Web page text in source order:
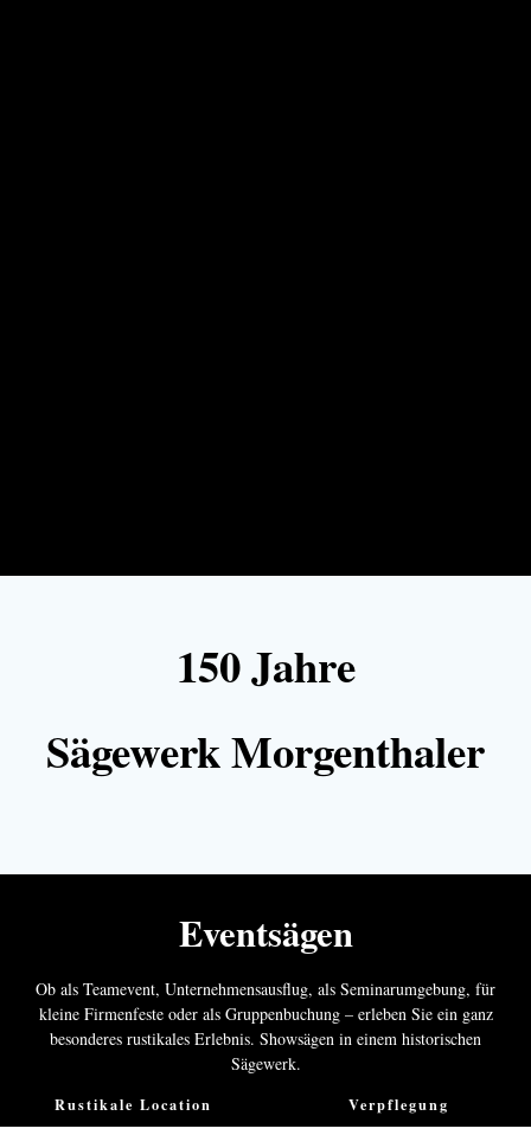
150 Jahre
Sägewerk Morgenthaler
Eventsägen
Ob als Teamevent, Unternehmensausflug, als Seminarumgebung, für
kleine Firmenfeste oder als Gruppenbuchung – erleben Sie ein ganz
besonderes rustikales Erlebnis. Showsägen in einem historischen
Sägewerk.
Rustikale Location Verpflegung